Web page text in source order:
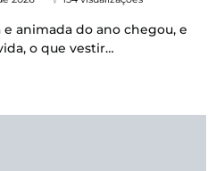
animada do ano chegou, e
o que vestir…